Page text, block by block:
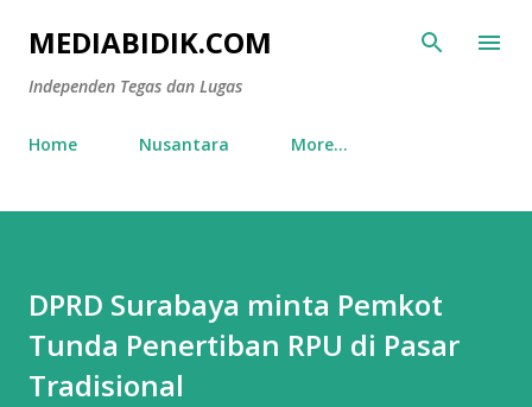
Skip to main content
MEDIABIDIK.COM
Independen Tegas dan Lugas
Home Nusantara More…
DPRD Surabaya minta Pemkot
Tunda Penertiban RPU di Pasar
Tradisional